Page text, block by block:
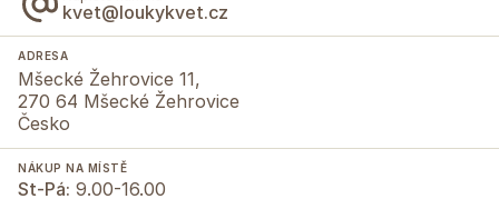
kvet@loukykvet.cz
ADRESA
Mšecké Žehrovice 11,
270 64 Mšecké Žehrovice
Česko
NÁKUP NA MÍSTĚ
St-Pá: 9.00-16.00